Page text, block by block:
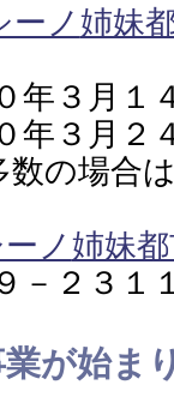
ーノ 姉妹
３月１
月２４
場合は
ノ 姉妹
－２３１
業が始ま